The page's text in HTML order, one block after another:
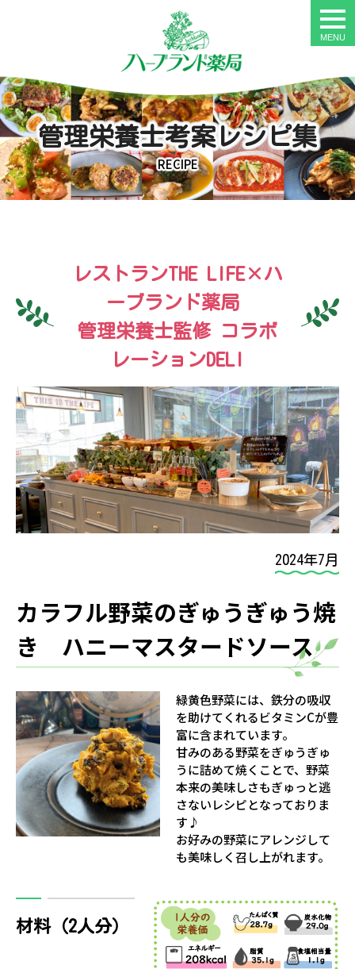
管理栄養士考案レシピ集
RECIPE
レストランTHE LIFE×ハ
ーブランド薬局
管理栄養士監修 コラボ
レーションDELI
2024年7月
カラフル野菜のぎゅうぎゅう焼
き ハニーマスタードソース
緑黄色野菜には、鉄分の吸収
を助けてくれるビタミンCが豊
富に含まれています。
甘みのある野菜をぎゅうぎゅ
うに詰めて焼くことで、野菜
本来の美味しさもぎゅっと逃
さないレシピとなっておりま
す♪
お好みの野菜にアレンジして
も美味しく召し上がれます。
材料（2人分）